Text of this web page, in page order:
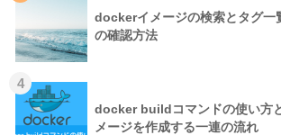
dockerイメージの検索とタグ一
の確認方法
4
docker buildコマンドの使い方
メージを作成する一連の流れ